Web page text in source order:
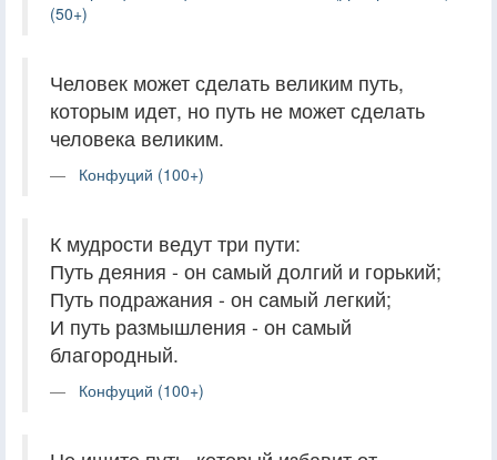
(50+)
Человек может сделать великим путь,
которым идет, но путь не может сделать
человека великим.
Конфуций (100+)
К мудрости ведут три пути:
Путь деяния - он самый долгий и горький;
Путь подражания - он самый легкий;
И путь размышления - он самый
благородный.
Конфуций (100+)